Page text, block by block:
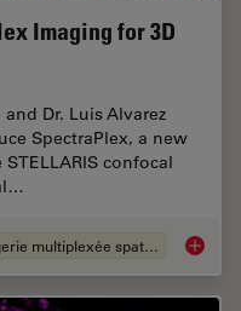
Imaging for 3D
Dr. Luis Alvarez
SpectraPlex, a new
confocal
Imagerie multiplexée spatiale How to